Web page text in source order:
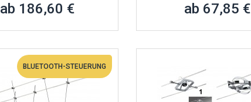
ab 186,60 € ab 67,85 €
BLUETOOTH-STEUERUNG